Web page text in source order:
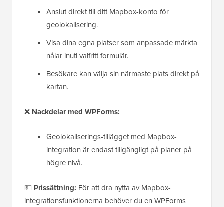
Anslut direkt till ditt Mapbox-konto för
geolokalisering.
Visa dina egna platser som anpassade märkta
nålar inuti valfritt formulär.
Besökare kan välja sin närmaste plats direkt på
kartan.
❌ Nackdelar med WPForms:
Geolokaliserings-tillägget med Mapbox-
integration är endast tillgängligt på planer på
högre nivå.
💵 Prissättning: För att dra nytta av Mapbox-
integrationsfunktionerna behöver du en WPForms